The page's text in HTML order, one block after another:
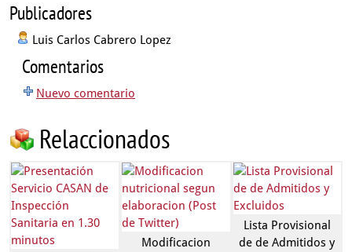
Publicadores
Luis Carlos Cabrero Lopez
Comentarios
Nuevo comentario
Relaccionados
Modificacion
Lista Provisional
de de Admitidos y